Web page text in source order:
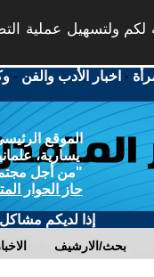
ولتسهيل عملية
- اخبار الأدب والفن -
الموقع
يسارية،
"من أجل
حاز الحوار
إذا لديكم
بحث/الارشيف